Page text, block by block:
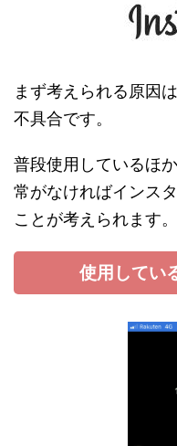
まず考えられる原因
不具合です。
普段使用しているほ
常がなければインス
ことが考えられます。
使用してい